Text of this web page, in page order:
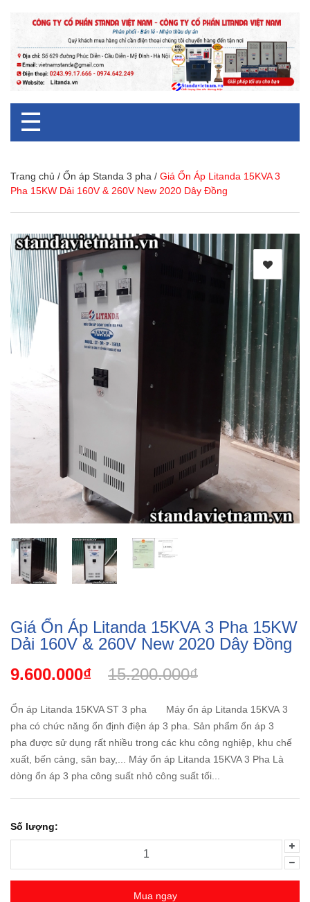
☰
Trang chủ / Ổn áp Standa 3 pha / Giá Ổn Áp Litanda 15KVA 3
Pha 15KW Dải 160V & 260V New 2020 Dây Đồng
Giá Ổn Áp Litanda 15KVA 3 Pha 15KW
Dải 160V & 260V New 2020 Dây Đồng
9.600.000₫
15.200.000₫
Ổn áp Litanda 15KVA ST 3 pha Máy ổn áp Litanda 15KVA 3
pha có chức năng ổn định điện áp 3 pha. Sản phẩm ổn áp 3
pha được sử dụng rất nhiều trong các khu công nghiệp, khu chế
xuất, bến cảng, sân bay,... Máy ổn áp Litanda 15KVA 3 Pha Là
dòng ổn áp 3 pha công suất nhỏ công suất tối...
Số lượng:
Mua ngay